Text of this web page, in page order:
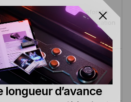
Pas d’analyse approfondie
des wallets ni d’identification
avancée des entités
Les étiquettes peuvent être
obsolètes ou incomplètes
longueur d’avance